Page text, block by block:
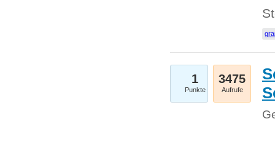
1
Punkte
3475
Aufrufe